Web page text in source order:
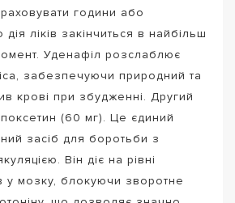
години або
ліків закінчиться в найбільш
Уденафіл розслаблює
забезпечуючи природний та
крові при збудженні. Другий
(60 мг). Це єдиний
засіб для боротьби з
Він діє на рівні
у мозку, блокуючи зворотне